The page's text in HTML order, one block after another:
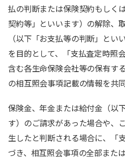
払の判断または保険契約もしく
契約等」といいます）の解除、
（以下「お支払等の判断」とい
を目的として、「支払査定時照
含む各生命保険会社等の保有す
の相互照会事項記載の情報を共
保険金、年金または給付金（以
す）のご請求があった場合や、
生したと判断される場合に、「
づき、相互照会事項の全部また